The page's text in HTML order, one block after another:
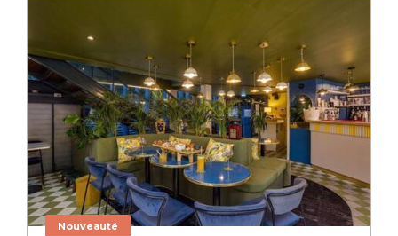
Nouveauté